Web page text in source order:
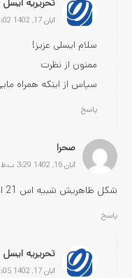
آبان 17, 1402 12:02 ب.ظ
سلام ایسلی عزیز!
ممنون از نظرت
سپاس از اینکه همراه
پاسخ
صحرا
آبان 16, 1402 3:29 ب.ظ
شکل ظاهریش شبیه اس 21 اف ایه
پاسخ
تحریریه ایسل
آبان 17, 1402 12:05 ب.ظ